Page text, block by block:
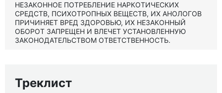
НЕЗАКОННОЕ ПОТРЕБЛЕНИЕ НАРКОТИЧЕСКИХ
СРЕДСТВ, ПСИХОТРОПНЫХ ВЕЩЕСТВ, ИХ АНОЛОГОВ
ПРИЧИНЯЕТ ВРЕД ЗДОРОВЬЮ, ИХ НЕЗАКОННЫЙ
ОБОРОТ ЗАПРЕЩЕН И ВЛЕЧЕТ УСТАНОВЛЕННУЮ
ЗАКОНОДАТЕЛЬСТВОМ ОТВЕТСТВЕННОСТЬ.
Треклист